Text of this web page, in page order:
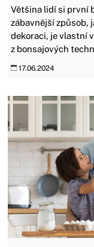
Většina lidí si první
zábavnější způsob,
dekoraci, je vlastní
z bonsajových
17.06.2024